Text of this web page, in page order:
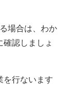
場合は、わか
認しましょ
を行ないます